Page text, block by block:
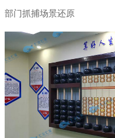
部门抓捕场景还原